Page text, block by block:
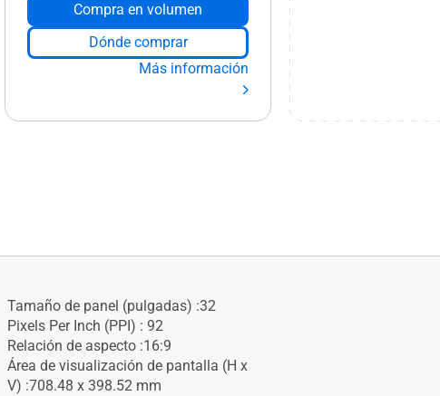
Compra en volumen
Dónde comprar
Más información
Tamaño de panel (pulgadas) :32
Pixels Per Inch (PPI) : 92
Relación de aspecto :16:9
Área de visualización de pantalla (H x
V) :708.48 x 398.52 mm